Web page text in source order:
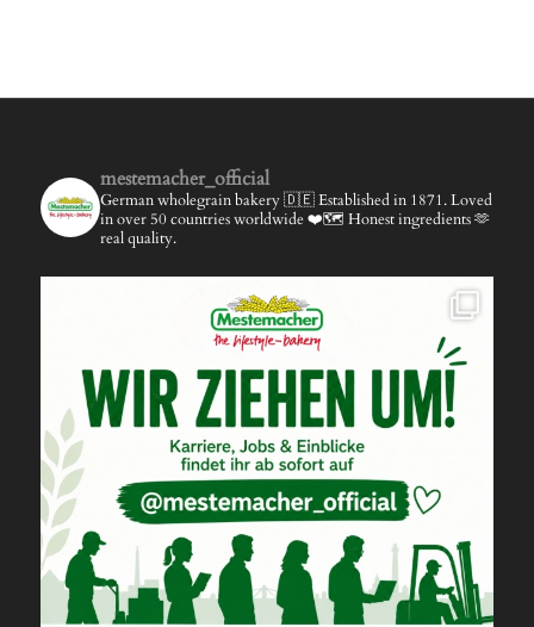
mestemacher_official
German wholegrain bakery 🇩🇪Established in 1871.Loved
in over 50 countries worldwide ❤️🗺️ Honest ingredients 🫶
real quality.